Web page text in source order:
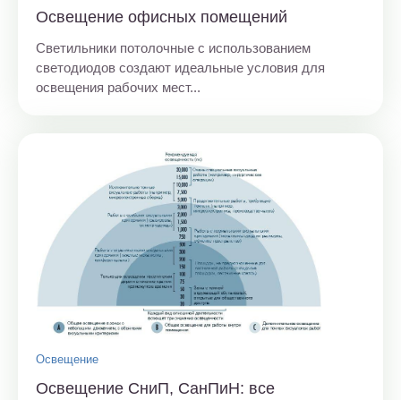
Освещение офисных помещений
Светильники потолочные с использованием
светодиодов создают идеальные условия для
освещения рабочих мест...
Освещение
Освещение СниП, СанПиН: все